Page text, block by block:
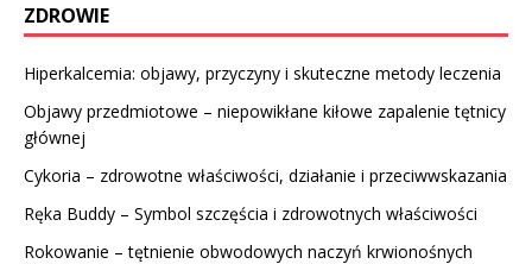
ZDROWIE
Hiperkalcemia: objawy, przyczyny i skuteczne metody leczenia
Objawy przedmiotowe – niepowikłane kiłowe zapalenie tętnicy
głównej
Cykoria – zdrowotne właściwości, działanie i przeciwwskazania
Ręka Buddy – Symbol szczęścia i zdrowotnych właściwości
Rokowanie – tętnienie obwodowych naczyń krwionośnych